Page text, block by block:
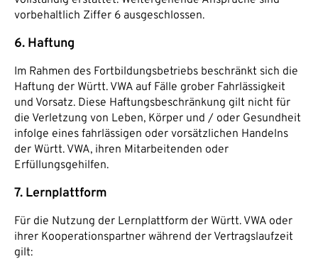
vorbehaltlich Ziffer 6 ausgeschlossen.
6. Haftung
Im Rahmen des Fortbildungsbetriebs beschränkt sich die
Haftung der Württ. VWA auf Fälle grober Fahrlässigkeit
und Vorsatz. Diese Haftungsbeschränkung gilt nicht für
die Verletzung von Leben, Körper und / oder Gesundheit
infolge eines fahrlässigen oder vorsätzlichen Handelns
der Württ. VWA, ihren Mitarbeitenden oder
Erfüllungsgehilfen.
7. Lernplattform
Für die Nutzung der Lernplattform der Württ. VWA oder
ihrer Kooperationspartner während der Vertragslaufzeit
gilt: